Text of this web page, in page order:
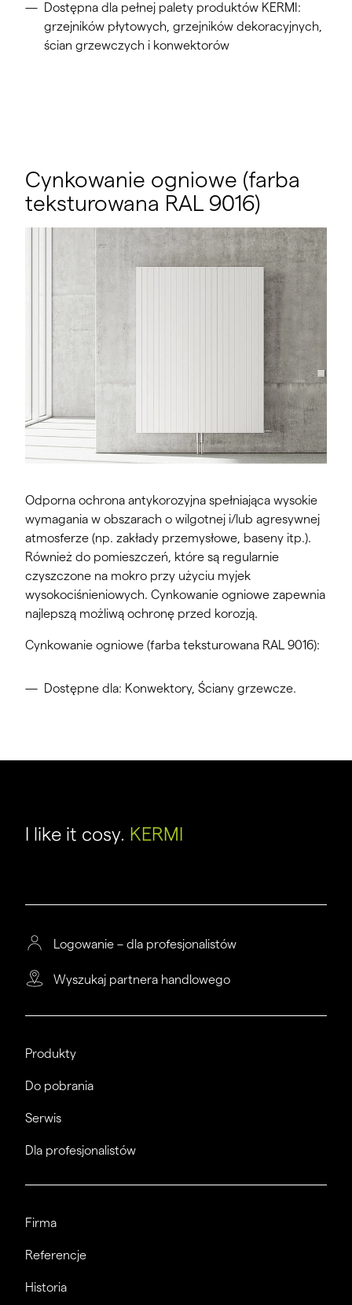
Dostępna dla pełnej palety produktów KERMI:
grzejników płytowych, grzejników dekoracyjnych,
ścian grzewczych i konwektorów
Cynkowanie ogniowe (farba
teksturowana RAL 9016)
Odporna ochrona antykorozyjna spełniająca wysokie
wymagania w obszarach o wilgotnej i/lub agresywnej
atmosferze (np. zakłady przemysłowe, baseny itp.).
Również do pomieszczeń, które są regularnie
czyszczone na mokro przy użyciu myjek
wysokociśnieniowych. Cynkowanie ogniowe zapewnia
najlepszą możliwą ochronę przed korozją.
Cynkowanie ogniowe (farba teksturowana RAL 9016):
Dostępne dla: Konwektory, Ściany grzewcze.
I like it cosy. KERMI
Logowanie – dla profesjonalistów
Wyszukaj partnera handlowego
Produkty
Do pobrania
Serwis
Dla profesjonalistów
Firma
Referencje
Historia